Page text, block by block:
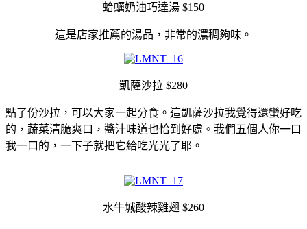
蛤蠣奶油巧達湯 $150
這是店家推薦的湯品，非常的濃稠夠味。
凱薩沙拉 $280
點了份沙拉，可以大家一起分食。這凱薩沙拉我覺得還蠻好吃
的，蔬菜清脆爽口，醬汁味道也恰到好處。我們五個人你一口
我一口的，一下子就把它給吃光光了耶。
水牛城酸辣雞翅 $260